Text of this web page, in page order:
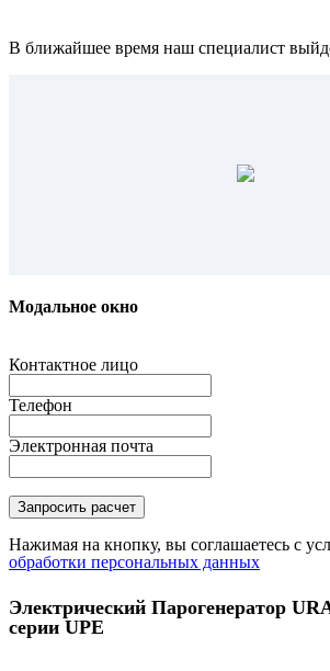
В ближайшее время наш специалист
Модальное окно
Контактное лицо
Телефон
Электронная почта
Нажимая на кнопку, вы соглашаетесь с
обработки персональных данных
Электрический Парогенератор
серии UPE